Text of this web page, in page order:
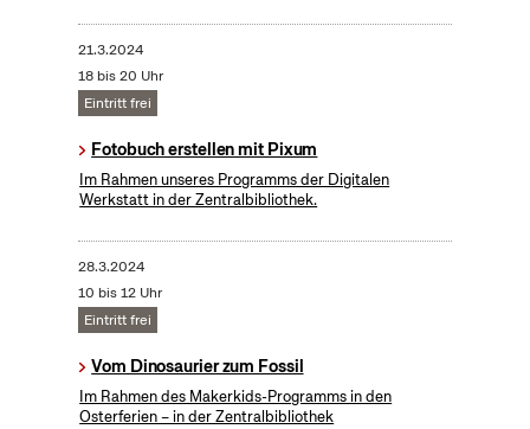
21.3.2024
18 bis 20 Uhr
Eintritt frei
Fotobuch erstellen mit Pixum
Im Rahmen unseres Programms der Digitalen
Werkstatt in der Zentralbibliothek.
28.3.2024
10 bis 12 Uhr
Eintritt frei
Vom Dinosaurier zum Fossil
Im Rahmen des Makerkids-Programms in den
Osterferien – in der Zentralbibliothek